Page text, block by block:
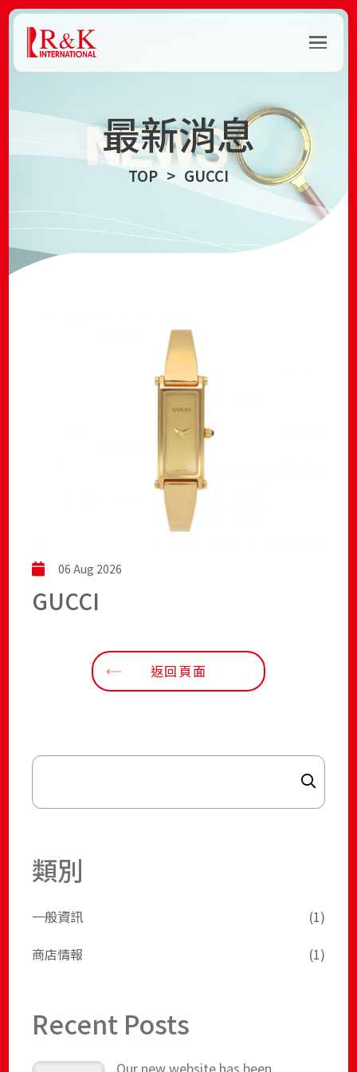
最新消息
TOP GUCCI
06 Aug 2026
GUCCI
返回頁面
Search
類別
一般資訊
(1)
商店情報
(1)
Recent Posts